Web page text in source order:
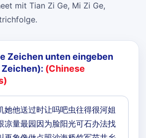
mit Tian Zi Ge, Mi Zi Ge,
Zeichen unten eingeben
(Chinese